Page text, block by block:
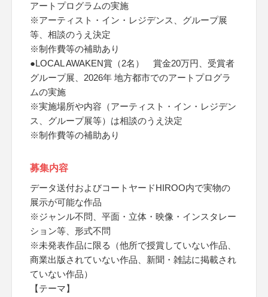
アートプログラムの実施
※アーティスト・イン・レジデンス、グループ展
等、相談のうえ決定
※制作費等の補助あり
●LOCAL AWAKEN賞（2名） 賞金20万円、受賞者
グループ展、2026年 地方都市でのアートプログラ
ムの実施
※実施場所や内容（アーティスト・イン・レジデン
ス、グループ展等）は相談のうえ決定
※制作費等の補助あり
募集内容
データ送付およびコートヤードHIROO内で実物の
展示が可能な作品
※ジャンル不問、平面・立体・映像・インスタレー
ション等、形式不問
※未発表作品に限る（他所で授賞していない作品、
商業出版されていない作品、新聞・雑誌に掲載され
ていない作品）
【テーマ】